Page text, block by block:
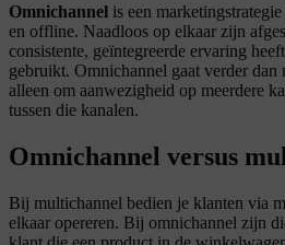
Omnichannel is een
en offline. Naadloos op elkaar zijn
consistente, geïntegreerde ervaring
gebruikt. Omnichannel gaat verder dan
alleen om aanwezigheid op meerdere
tussen die kanalen.
Omnichannel versus
Bij multichannel bedien je klanten via
elkaar opereren. Bij omnichannel zijn